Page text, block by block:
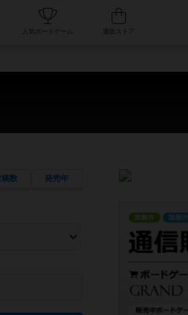
人気ボードゲーム
稿数 発売年
ができます。マニュアルを読む時間や参加
理解できるよう、中世ファンタジー・クッ
す。主にボードゲームに慣れている方向け